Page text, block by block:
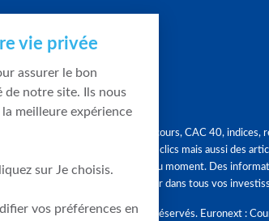
Graphique, cours, CAC 40,
en quelques clics mais aussi des
tendances du moment. Des
accompagner dans tous vos
Tous droits réservés. Euronext :
vie privée
assurer le bon
notre site. Ils nous
meilleure expérience
sur Je choisis.
vos préférences en